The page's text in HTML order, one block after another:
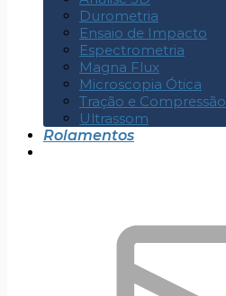
Durometria
Ensaio de Impacto
Espectrometria
Magna Flux
Microscopia Ótica
Tração e Compressão
Ultrassom
Rolamentos